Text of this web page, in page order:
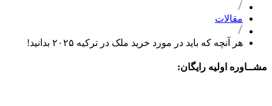
مقالات
هر آنچه که باید در مورد خرید ملک در ترکیه ۲۰۲۵ بدانید!
مشــاوره اولیه رایگان: